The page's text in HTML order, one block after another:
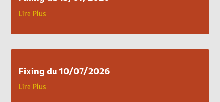
Lire Plus
Fixing du 10/07/2026
Lire Plus